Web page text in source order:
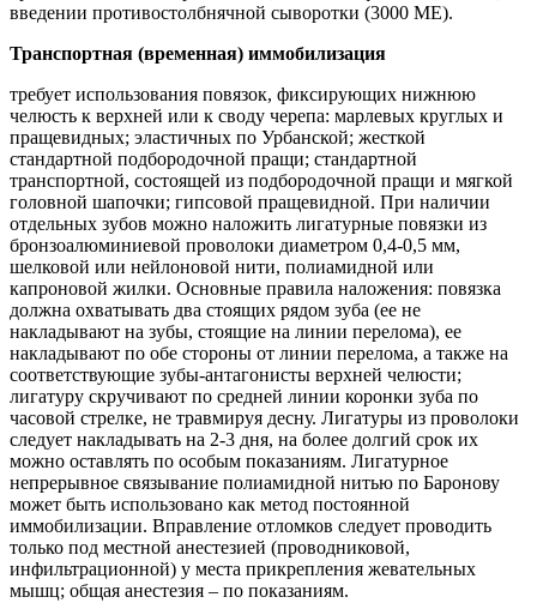
введении противостолбнячной сыворотки (3000 ME).
Транспортная (временная) иммобилизация
требует использования повязок, фиксирующих нижнюю
челюсть к верхней или к своду черепа: марлевых круглых и
пращевидных; эластичных по Урбанской; жесткой
стандартной подбородочной пращи; стандартной
транспортной, состоящей из подбородочной пращи и мягкой
головной шапочки; гипсовой пращевидной. При наличии
отдельных зубов можно наложить лигатурные повязки из
бронзоалюминиевой проволоки диаметром 0,4-0,5 мм,
шелковой или нейлоновой нити, полиамидной или
капроновой жилки. Основные правила наложения: повязка
должна охватывать два стоящих рядом зуба (ее не
накладывают на зубы, стоящие на линии перелома), ее
накладывают по обе стороны от линии перелома, а также на
соответствующие зубы-антагонисты верхней челюсти;
лигатуру скручивают по средней линии коронки зуба по
часовой стрелке, не травмируя десну. Лигатуры из проволоки
следует накладывать на 2-3 дня, на более долгий срок их
можно оставлять по особым показаниям. Лигатурное
непрерывное связывание полиамидной нитью по Баронову
может быть использовано как метод постоянной
иммобилизации. Вправление отломков следует проводить
только под местной анестезией (проводниковой,
инфильтрационной) у места прикрепления жевательных
мышц; общая анестезия – по показаниям.